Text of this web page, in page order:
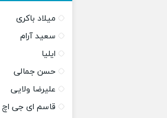
میلاد باکری
سعید آرام
ایلیا
حسن جمالی
علیرضا ولایی
قاسم ای جی اچ